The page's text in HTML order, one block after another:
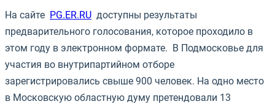
На сайте PG.ER.RU доступны результаты
предварительного голосования, которое проходило в
этом году в электронном формате. В Подмосковье для
участия во внутрипартийном отборе
зарегистрировались свыше 900 человек. На одно место
в Московскую областную думу претендовали 13